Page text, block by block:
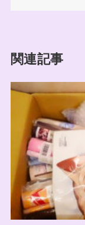
関連記事